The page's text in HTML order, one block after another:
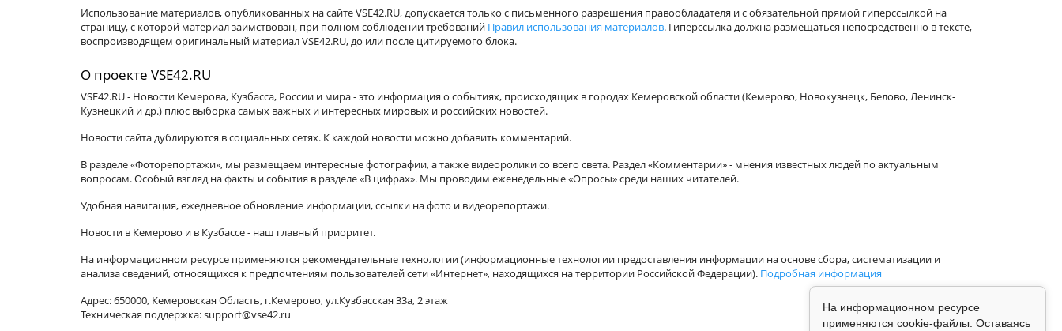
Использование материалов, опубликованных на сайте VSE42.RU, допускается только с письменного разрешения правообладателя и с обязательной прямой гиперссылкой на
страницу, с которой материал заимствован, при полном соблюдении требований Правил использования материалов. Гиперссылка должна размещаться непосредственно в тексте,
воспроизводящем оригинальный материал VSE42.RU, до или после цитируемого блока.
О проекте VSE42.RU
VSE42.RU - Новости Кемерова, Кузбасса, России и мира - это информация о событиях, происходящих в городах Кемеровской области (Кемерово, Новокузнецк, Белово, Ленинск-
Кузнецкий и др.) плюс выборка самых важных и интересных мировых и российских новостей.
Новости сайта дублируются в социальных сетях. К каждой новости можно добавить комментарий.
В разделе «Фоторепортажи», мы размещаем интересные фотографии, а также видеоролики со всего света. Раздел «Комментарии» - мнения известных людей по актуальным
вопросам. Особый взгляд на факты и события в разделе «В цифрах». Мы проводим еженедельные «Опросы» среди наших читателей.
Удобная навигация, ежедневное обновление информации, ссылки на фото и видеорепортажи.
Новости в Кемерово и в Кузбассе - наш главный приоритет.
На информационном ресурсе применяются рекомендательные технологии (информационные технологии предоставления информации на основе сбора, систематизации и
анализа сведений, относящихся к предпочтениям пользователей сети «Интернет», находящихся на территории Российской Федерации). Подробная информация
Адрес: 650000, Кемеровская Область, г.Кемерово, ул.Кузбасская 33а, 2 этаж
Техническая поддержка: support@vse42.ru
На информационном ресурсе
применяются cookie-файлы. Оставаясь